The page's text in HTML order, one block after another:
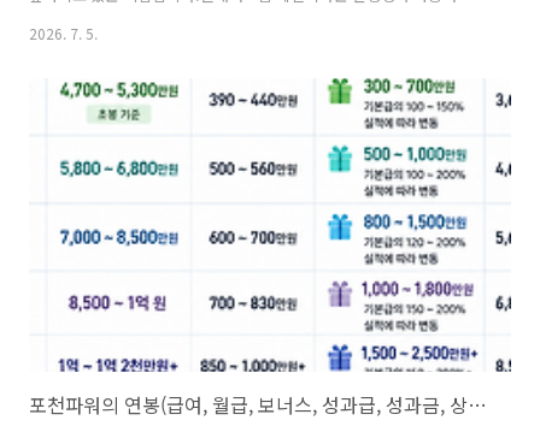
동화 시장 성장에 힘입어 지원자가 꾸준히 늘고 있으며, 연봉과 복지 수
이번 글에서는 연봉, 성과급, 복리후생, 근무환경, 인재상, 현직자 평가
등을 종합하여 정리했습니다.😊 트라닉스는 어떤 회사인가?트라닉스는
현대자동차그룹 계열 자동차부품 제조기업으로,주요 생산품은자동변속
기 부품파워트레인구동시스템전동화(EV) 핵심부품등입니다. 주요 고객
사는현대자동차기아현대트랜시스등이며 자동차 산업의 핵심 공급망 역
할을 담당하고 있습니다.💰 트라..
2026. 7. 5.
포천파워의 연봉(급여, 월급, 보너스, 성과급, 성과금, 상여급, 상여금, 수당, 초봉, 초임), 인재상, 근무지, 복지제도(복리후생) 등 정리